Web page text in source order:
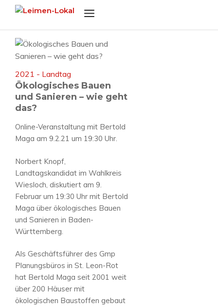
springen
Menü
2021 - Landtag
Ökologisches Bauen
und Sanieren – wie geht
das?
Online-Veranstaltung mit Bertold
Maga am 9.2.21 um 19:30 Uhr.
Norbert Knopf,
Landtagskandidat im Wahlkreis
Wiesloch, diskutiert am 9.
Februar um 19:30 Uhr mit Bertold
Maga über ökologisches Bauen
und Sanieren in Baden-
Württemberg.
Als Geschäftsführer des Gmp
Planungsbüros in St. Leon-Rot
hat Bertold Maga seit 2001 weit
über 200 Häuser mit
ökologischen Baustoffen gebaut